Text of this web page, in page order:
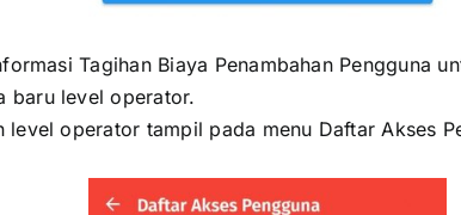
Tagihan Biaya Penambahan Pengguna
baru level operator.
level operator tampil pada menu Daftar Akses